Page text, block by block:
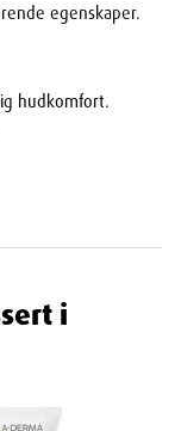
egenskaper.
hudkomfort.
i